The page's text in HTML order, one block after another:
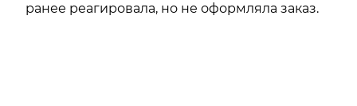
ранее реагировала, но не оформляла заказ.